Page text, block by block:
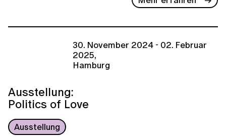
30. November 2024 - 02. Februar
2025,
Hamburg
Ausstellung:
Politics of Love
Ausstellung